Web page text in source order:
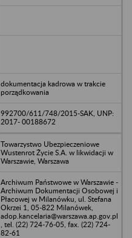
dokumentacja kadrowa w trakcie
porządkowania
992700/611/748/2015-SAK, UNP:
2017- 00188672
Towarzystwo Ubezpieczeniowe
Wustenrot Życie S.A. w likwidacji w
Warszawie, Warszawa
Archiwum Państwowe w Warszawie -
Archiwum Dokumentacji Osobowej i
Płacowej w Milanówku, ul. Stefana
Okrzei 1, 05-822 Milanówek,
adop.kancelaria@warszawa.ap.gov.pl
, tel. (22) 724-76-05, fax. (22) 724-
82-61